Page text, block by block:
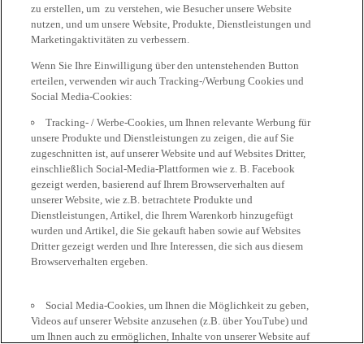
zu erstellen, um zu verstehen, wie Besucher unsere Website
nutzen, und um unsere Website, Produkte, Dienstleistungen und
Marketingaktivitäten zu verbessern.
Wenn Sie Ihre Einwilligung über den untenstehenden Button
erteilen, verwenden wir auch Tracking-/Werbung Cookies und
Social Media-Cookies:
Tracking- / Werbe-Cookies, um Ihnen relevante Werbung für
unsere Produkte und Dienstleistungen zu zeigen, die auf Sie
zugeschnitten ist, auf unserer Website und auf Websites Dritter,
einschließlich Social-Media-Plattformen wie z. B. Facebook
gezeigt werden, basierend auf Ihrem Browserverhalten auf
unserer Website, wie z.B. betrachtete Produkte und
Dienstleistungen, Artikel, die Ihrem Warenkorb hinzugefügt
wurden und Artikel, die Sie gekauft haben sowie auf Websites
Dritter gezeigt werden und Ihre Interessen, die sich aus diesem
Browserverhalten ergeben.
Social Media-Cookies, um Ihnen die Möglichkeit zu geben,
Videos auf unserer Website anzusehen (z.B. über YouTube) und
um Ihnen auch zu ermöglichen, Inhalte von unserer Website auf